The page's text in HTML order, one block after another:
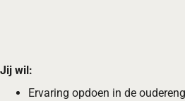
Jij wil:
Ervaring opdoen in de